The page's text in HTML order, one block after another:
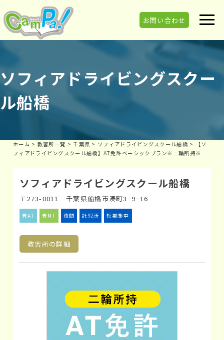
お問い合わせ
ソフィアドライビングスクー
ル船橋
ホーム > 教習所一覧 >千葉県 > ソフィアドライビングスクール船橋 >
【ソ
フィアドライビングスクール船橋】AT免許ベーシックプラン※二輪所持※
ソフィアドライビングスクール船橋
〒273-0011 千葉県船橋市湊町3−9−16
普AT 普MT 夜間 託児所 短期集中
教習所の詳細